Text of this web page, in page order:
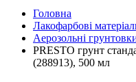
Головна
Лакофарбові
Аерозольні
PRESTO грунт
(288913), 500 мл